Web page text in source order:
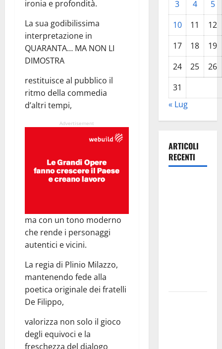
ironia e profondità.
La sua godibilissima
interpretazione in
QUARANTA… MA NON LI
DIMOSTRA
restituisce al pubblico il
ritmo della commedia
d’altri tempi,
Advertisement
ma con un tono moderno
che rende i personaggi
autentici e vicini.
La regia di Plinio Milazzo,
mantenendo fede alla
poetica originale dei fratelli
De Filippo,
valorizza non solo il gioco
degli equivoci e la
freschezza del dialogo
3 4
5
10
11
12
17
18
19
24
25
26
31
« Lug
ARTICOLI
RECENTI